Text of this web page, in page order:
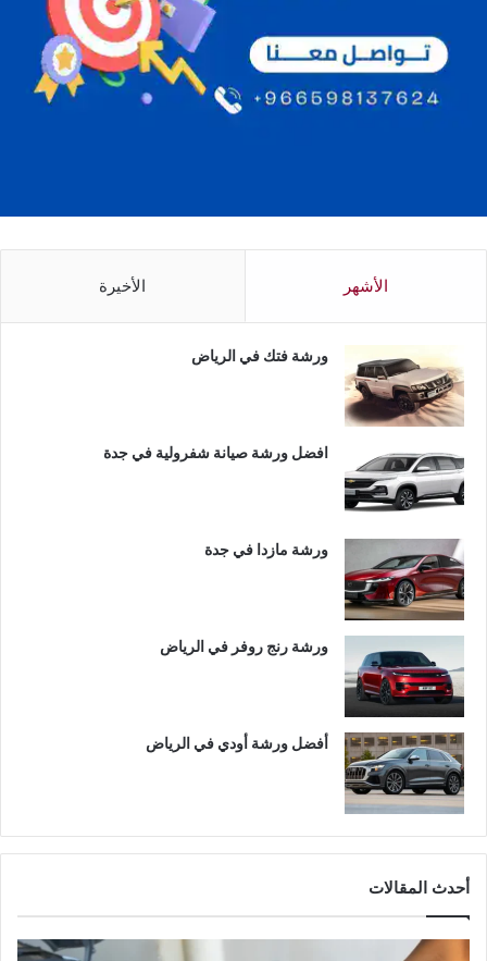
الأشهر الأخيرة
ورشة فتك في الرياض
افضل ورشة صيانة شفرولية في جدة
ورشة مازدا في جدة
ورشة رنج روفر في الرياض
أفضل ورشة أودي في الرياض
أحدث المقالات